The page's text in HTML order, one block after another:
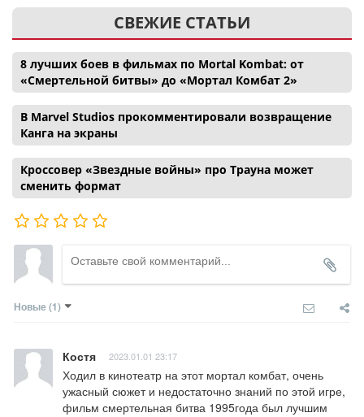
СВЕЖИЕ СТАТЬИ
8 лучших боев в фильмах по Mortal Kombat: от
«Смертельной битвы» до «Мортал Комбат 2»
В Marvel Studios прокомментировали возвращение
Канга на экраны
Кроссовер «Звездные войны» про Трауна может
сменить формат
Новые (1)
Костя 2023.01.01 23:17
Ходил в кинотеатр на этот мортал комбат, очень
ужасный сюжет и недостаточно знаний по этой игре,
фильм смертельная битва 1995года был лучшим